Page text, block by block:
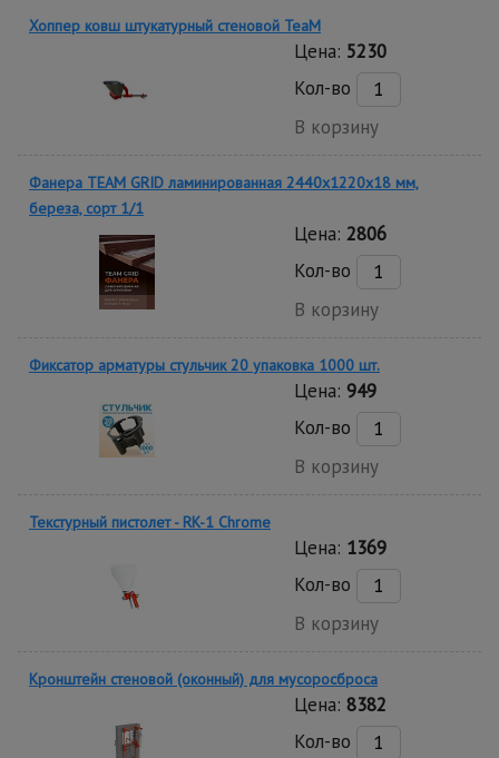
Хоппер ковш штукатурный стеновой TeaM
Цена: 5230
Кол-во
В корзину
Фанера TEAM GRID ламинированная 2440х1220х18 мм,
береза, сорт 1/1
Цена: 2806
Кол-во
В корзину
Фиксатор арматуры стульчик 20 упаковка 1000 шт.
Цена: 949
Кол-во
В корзину
Текстурный пистолет - RK-1 Chrome
Цена: 1369
Кол-во
В корзину
Кронштейн стеновой (оконный) для мусоросброса
Цена: 8382
Кол-во